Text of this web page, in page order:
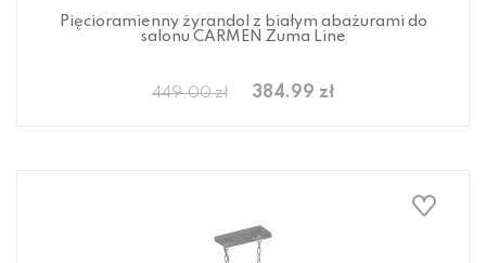
Pięcioramienny żyrandol z białym abażurami do
salonu CARMEN Zuma Line
449.00 zł 384.99 zł